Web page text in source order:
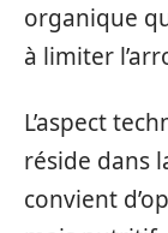
organique
à limiter
L’aspect
réside dans
convient